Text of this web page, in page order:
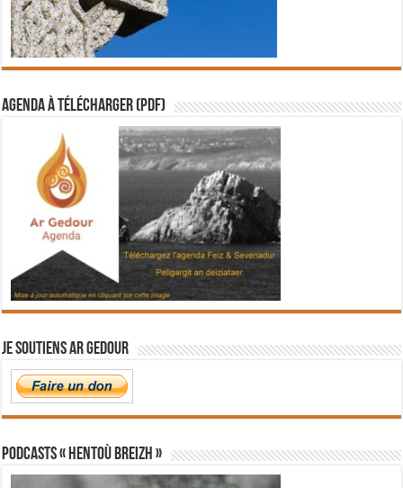
Agenda à télécharger (PDF)
Je soutiens Ar Gedour
PODCASTS « Hentoù Breizh »